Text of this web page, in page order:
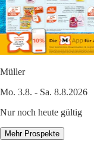
Müller
Mo. 3.8. - Sa. 8.8.2026
Nur noch heute gültig
Mehr Prospekte